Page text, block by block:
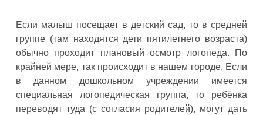
Если малыш посещает в детский сад, то в средней
группе (там находятся дети пятилетнего возраста)
обычно проходит плановый осмотр логопеда. По
крайней мере, так происходит в нашем городе. Если
в данном дошкольном учреждении имеется
специальная логопедическая группа, то ребёнка
переводят туда (с согласия родителей), могут дать